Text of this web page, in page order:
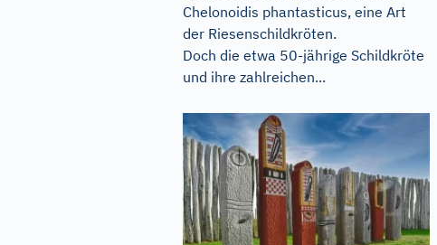
Chelonoidis phantasticus, eine Art
der Riesenschildkröten.
Doch die etwa 50-jährige Schildkröte
und ihre zahlreichen...